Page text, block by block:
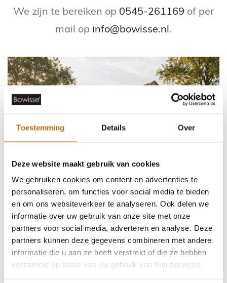
Toestemming Details Over
Deze website maakt gebruik van cookies
We gebruiken cookies om content en advertenties te
personaliseren, om functies voor social media te bieden
en om ons websiteverkeer te analyseren. Ook delen we
informatie over uw gebruik van onze site met onze
partners voor social media, adverteren en analyse. Deze
partners kunnen deze gegevens combineren met andere
informatie die u aan ze heeft verstrekt of die ze hebben
verzameld op basis van uw gebruik van hun services.
We zijn te bereiken op 0545-261169 of per
mail op info@bowisse.nl.
GARAGE MET CAMPER CARPORT